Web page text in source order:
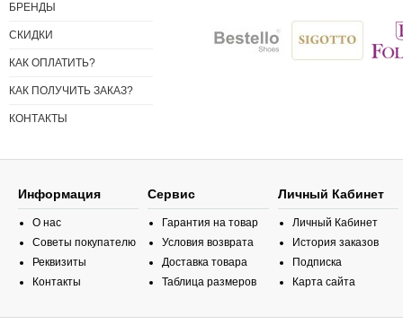
БРЕНДЫ
СКИДКИ
КАК ОПЛАТИТЬ?
КАК ПОЛУЧИТЬ ЗАКАЗ?
КОНТАКТЫ
Информация
О нас
Советы покупателю
Реквизиты
Контакты
Сервис
Гарантия на товар
Условия возврата
Доставка товара
Таблица размеров
Личный Кабинет
Личный Кабинет
История заказов
Подписка
Карта сайта